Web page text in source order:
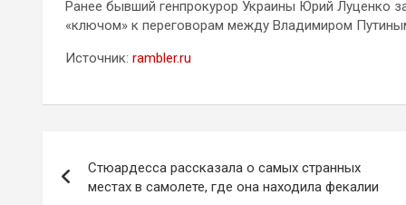
Ранее бывший генпрокурор Украины Юрий Луценко
«ключом» к переговорам между Владимиром
Источник: rambler.ru
по
Стюардесса рассказала о самых странных
местах в самолете, где она находила фекалии